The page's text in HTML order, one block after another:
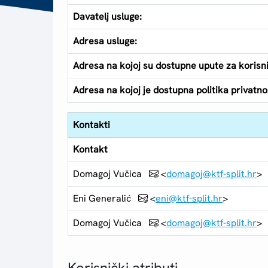
Davatelj usluge:
Adresa usluge:
Adresa na kojoj su dostupne upute za
Adresa na kojoj je dostupna politika
Kontakti
Kontakt
Domagoj Vučica
<domagoj@ktf-split.hr>
Eni Generalić
<eni@ktf-split.hr>
Domagoj Vučica
<domagoj@ktf-split.hr>